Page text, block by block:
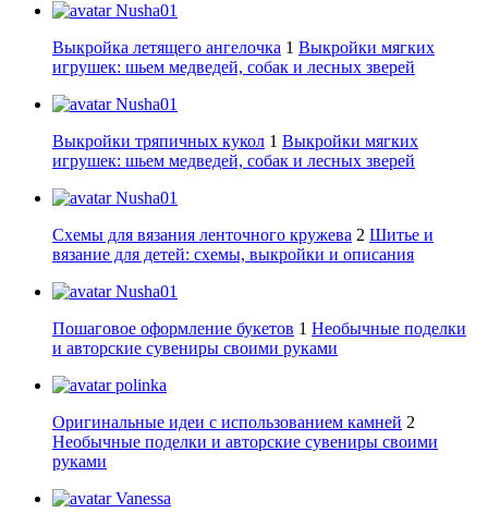
Nusha01
Выкройка летящего ангелочка 1 Выкройки мягких
игрушек: шьем медведей, собак и лесных зверей
Nusha01
Выкройки тряпичных кукол 1 Выкройки мягких
игрушек: шьем медведей, собак и лесных зверей
Nusha01
Схемы для вязания ленточного кружева 2 Шитье и
вязание для детей: схемы, выкройки и описания
Nusha01
Пошаговое оформление букетов 1 Необычные поделки
и авторские сувениры своими руками
polinka
Оригинальные идеи с использованием камней 2
Необычные поделки и авторские сувениры своими
руками
Vanessa